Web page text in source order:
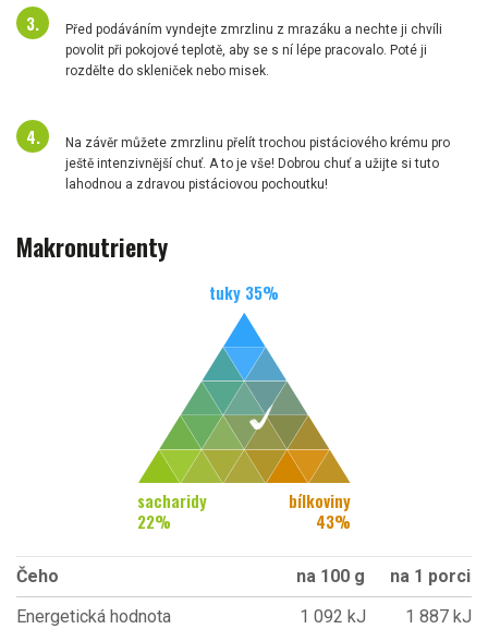
Před podáváním vyndejte zmrzlinu z mrazáku a nechte ji chvíli
povolit při pokojové teplotě, aby se s ní lépe pracovalo. Poté ji
rozdělte do skleniček nebo misek.
Na závěr můžete zmrzlinu přelít trochou pistáciového krému pro
ještě intenzivnější chuť. A to je vše! Dobrou chuť a užijte si tuto
lahodnou a zdravou pistáciovou pochoutku!
Makronutrienty
tuky 35%
sacharidy
22%
bílkoviny
43%
Čeho na 100 g
na 1 porci
Energetická hodnota
1 092 kJ
1 887 kJ